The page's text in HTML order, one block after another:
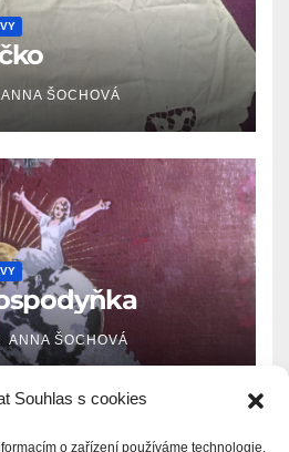
Souhlas s cookies
o zařízení používáme technologie,
ANNA ŠOCHOVÁ
ANNA ŠOCHOVÁ